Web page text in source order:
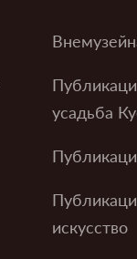
усадьба
искусство